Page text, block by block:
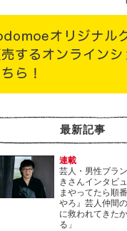
最新記事
連載
芸人・男性ブラ
きさんインタビ
まやってたら順
やろ』芸人仲間
に救われてきた
る」